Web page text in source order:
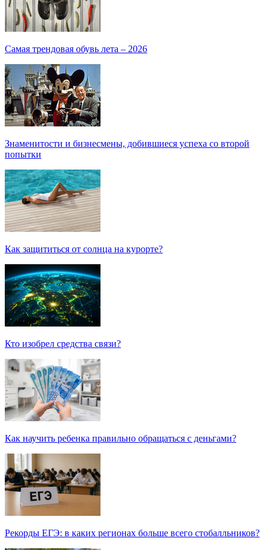
Самая трендовая обувь лета – 2026
Знаменитости и бизнесмены, добившиеся успеха со второй
попытки
Как защититься от солнца на курорте?
Кто изобрел средства связи?
Как научить ребенка правильно обращаться с деньгами?
Рекорды ЕГЭ: в каких регионах больше всего стобалльников?